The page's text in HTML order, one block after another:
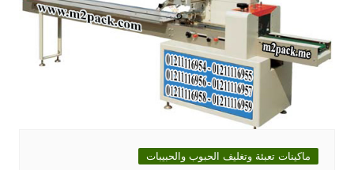
ماكينات تعبئة وتغليف الحبوب والحبيبات